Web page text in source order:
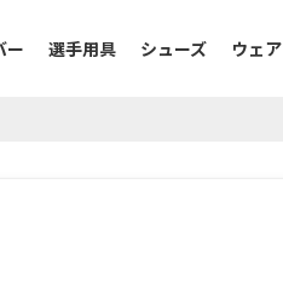
ー 選手用具 シューズ ウェア